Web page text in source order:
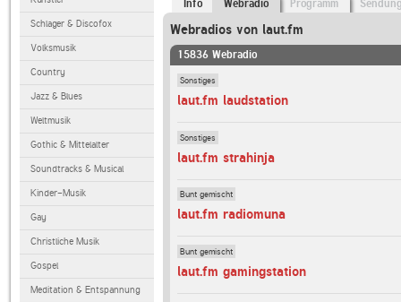
Schlager & Discofox
Volksmusik
Country
Jazz & Blues
Weltmusik
Gothic & Mittelalter
Soundtracks & Musical
Kinder-Musik
Gay
Christliche Musik
Gospel
Meditation & Entspannung
Info Webradio Programm
Webradios von laut.fm
15836 Webradio
Sonstiges
laut.fm laudstation
Sonstiges
laut.fm strahinja
Bunt gemischt
laut.fm radiomuna
Bunt gemischt
laut.fm gamingstation